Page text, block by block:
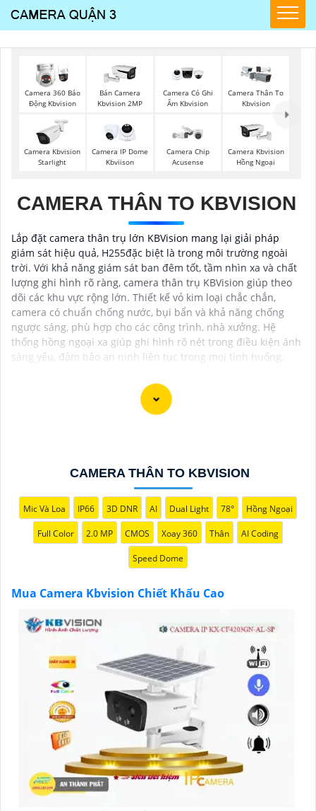
Camera 360 Báo
Động Kbvision
Bán Camera
Kbvision 2MP
Camera Có Ghi
Âm Kbvision
Camera Thân To
Kbvision
Camera Kbvision
Starlight
Camera IP Dome
Kbviison
Camera Chip
Acusense
Camera Kbvision
Hồng Ngoại
CAMERA THÂN TO KBVISION
Lắp đặt camera thân trụ lớn KBVision mang lại giải pháp
giám sát hiệu quả, H255đặc biệt là trong môi trường ngoài
trời. Với khả năng giám sát ban đêm tốt, tầm nhìn xa và chất
lượng ghi hình rõ ràng, camera thân trụ KBVision giúp theo
dõi các khu vực rộng lớn. Thiết kế vỏ kim loại chắc chắn,
camera có chuẩn chống nước, bụi bẩn và khả năng chống
ngược sáng, phù hợp cho các công trình, nhà xưởng. Hệ
thống hồng ngoại xa giúp ghi hình rõ nét trong điều kiện ánh
sáng yếu, đảm bảo an ninh liên tục trong mọi tình huống.
phù hợp trong ngữ cảnh của một đại lý công nghệ:
"Chào anh/chị! Bạn đang tìm kiếm Camera
Kbvision với chiết khấu hấp dẫn? Hãy đến với chúng
tôi để nhận ưu đãi đặc biệt và được tư vấn về giải
pháp chính xác nhất cho nhu cầu an ninh của bạn!"
"Bạn muốn mua Camera Kbvision với giá ưu đãi
và giải pháp phù hợp? Liên hệ ngay với chúng tôi để
được hỗ trợ tốt nhất từ đội ngũ chuyên gia có kinh
nghiệm!"
️🥈3:"Chúng tôi cam kết cung cấp Camera Kbvision
chính hãng với chiết khấu cao nhất trên thị trường.
Hãy đến với chúng tôi để trải nghiệm dịch vụ tốt nhất
và nhận được sự tư vấn chuyên nghiệp về giải pháp an
ninh cần thiết!"
Hy vọng những câu giới thiệu trên sẽ giúp bạn thành
công trong việc tiếp cận khách hàng và tăng cơ hội
bán hàng của bạn. Nếu có bất kỳ yêu cầu hay câu hỏi
nào khác, bạn có thể chia sẻ để tôi hỗ trợ bạn tốt hơn!
CAMERA THÂN TO KBVISION
Mic Và Loa IP66 3D DNR AI Dual Light 78° Hồng Ngoại
Full Color 2.0 MP CMOS Xoay 360 Thân AI Coding
Speed Dome
Mua Camera Kbvision Chiết Khấu Cao